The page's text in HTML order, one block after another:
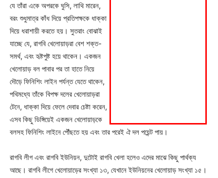
যে তাঁরা একে অপরকে ঘুসি, লাথি মারেন,
বরং শুধুমাত্র কাঁধ দিয়ে প্রতিপক্ষকে ধাক্কা
দিয়ে ধরাশায়ী করতে হয়। সুতরাং বোঝাই
যাচ্ছে যে, রাগবি খেলোয়াড়রা বেশ শক্ত-
সমর্থ, এবং হৃষ্টপুষ্ট হয়ে থাকেন। একজন
খেলোয়াড় বল পাবার পর তা হাতে নিয়ে
দৌড়ে ফিনিশিং লাইন পর্যন্ত যেতে থাকেন,
পথিমধ্যে তাঁকে বিপক্ষ দলের খেলোয়াড়রা
টেনে, ধাক্কা দিয়ে ফেলে দেবার চেষ্টা করেন,
এসব কিছু ডিঙ্গিয়েই একজন খেলোয়াড়কে
বলসহ ফিনিশিং লাইনে পৌঁছতে হয় এবং তার পরেই ঐ দল পয়েন্ট পায়।
রাগবি লীগ এবং রাগবি ইউনিয়ন, দুটোই রাগবি খেলা হলেও এদের মাঝে কিছু পার্থক্য
আছে। রাগবি লীগে খেলোয়াড়ের সংখ্যা ১৩, যেখানে ইউনিয়নের খেলোয়াড় সংখ্যা ১৫।